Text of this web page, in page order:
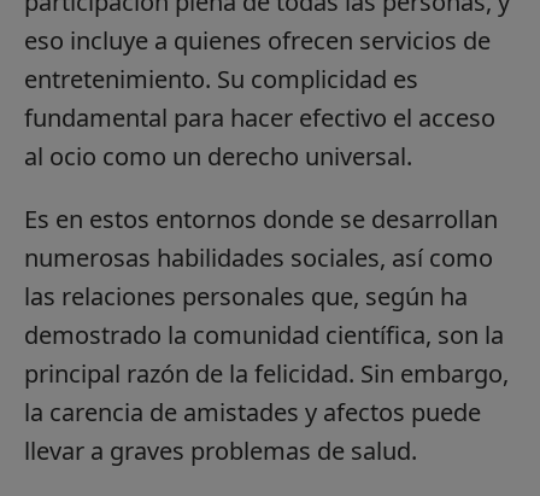
eso incluye a quienes ofrecen servicios de
entretenimiento. Su complicidad es
fundamental para hacer efectivo el acceso
al ocio como un derecho universal.
Es en estos entornos donde se desarrollan
numerosas habilidades sociales, así como
las relaciones personales que, según ha
demostrado la comunidad científica, son la
principal razón de la felicidad. Sin embargo,
la carencia de amistades y afectos puede
llevar a graves problemas de salud.